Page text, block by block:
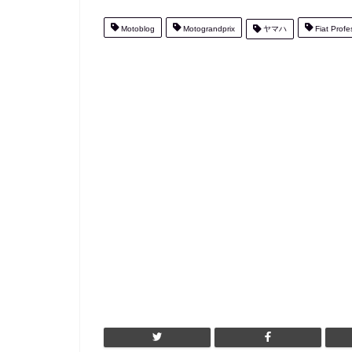
Motoblog Motograndprix ヤマハ Fiat